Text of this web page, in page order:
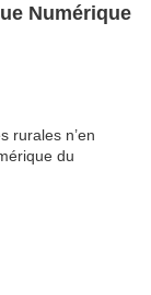
Numérique